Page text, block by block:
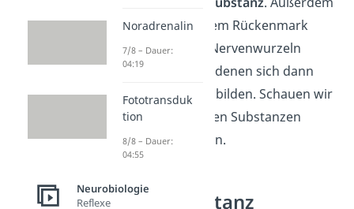
siehst du, dass dem Rückenmark
rechts und links Nervenwurzeln
entspringen, aus denen sich dann
dieSpinalnerven
bilden. Schauen wir
uns jetzt die beiden Substanzen
einmal genauer an.
Graue Substanz
Noradrenalin
7/8 – Dauer:
04:19
Fototransduk
tion
8/8 – Dauer:
04:55
Neurobiologie
Reflexe